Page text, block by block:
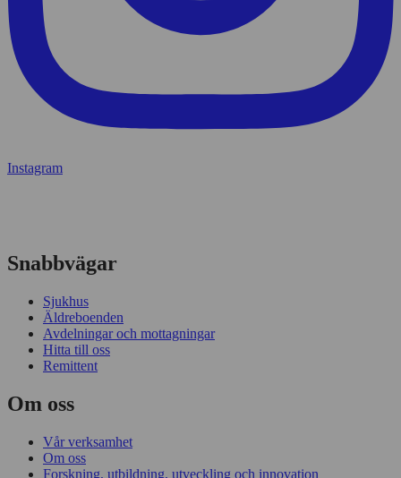
Instagram
Snabbvägar
Sjukhus
Äldreboenden
Avdelningar och mottagningar
Hitta till oss
Remittent
Om oss
Vår verksamhet
Om oss
Forskning, utbildning, utveckling och innovation